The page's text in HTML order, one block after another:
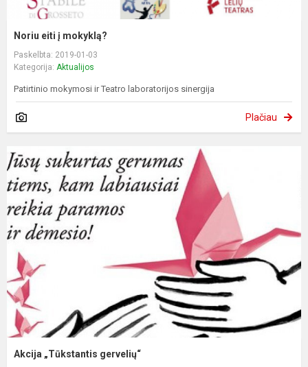
Noriu eiti į mokyklą?
Paskelbta: 2019-01-03
Kategorija: Aktualijos
Patirtinio mokymosi ir Teatro laboratorijos sinergija
Plačiau
Akcija „Tūkstantis gervelių“